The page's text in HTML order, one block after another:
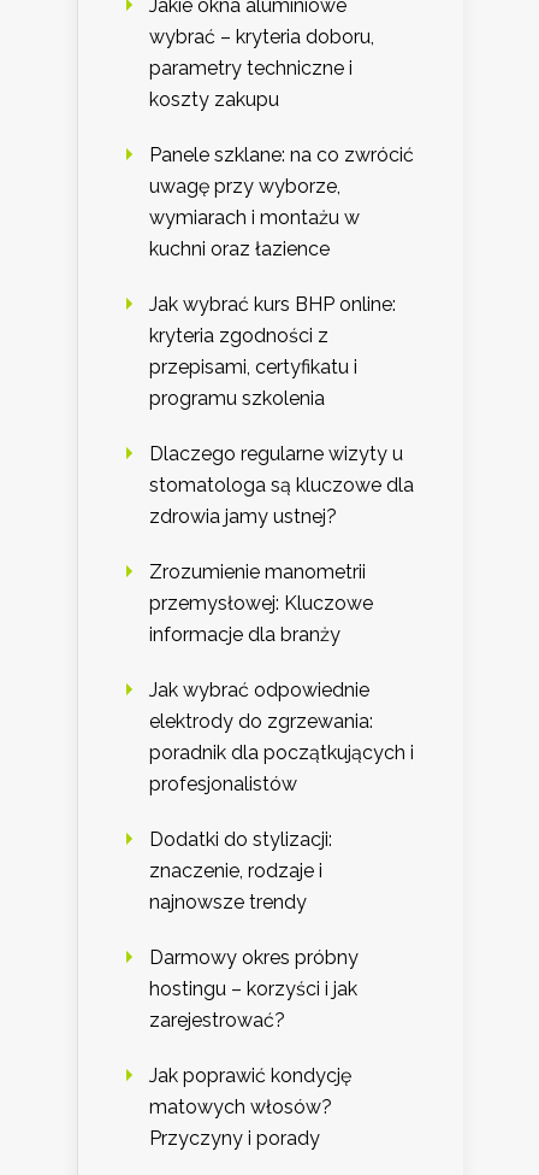
Jakie okna aluminiowe
wybrać – kryteria doboru,
parametry techniczne i
koszty zakupu
Panele szklane: na co zwrócić
uwagę przy wyborze,
wymiarach i montażu w
kuchni oraz łazience
Jak wybrać kurs BHP online:
kryteria zgodności z
przepisami, certyfikatu i
programu szkolenia
Dlaczego regularne wizyty u
stomatologa są kluczowe dla
zdrowia jamy ustnej?
Zrozumienie manometrii
przemysłowej: Kluczowe
informacje dla branży
Jak wybrać odpowiednie
elektrody do zgrzewania:
poradnik dla początkujących i
profesjonalistów
Dodatki do stylizacji:
znaczenie, rodzaje i
najnowsze trendy
Darmowy okres próbny
hostingu – korzyści i jak
zarejestrować?
Jak poprawić kondycję
matowych włosów?
Przyczyny i porady